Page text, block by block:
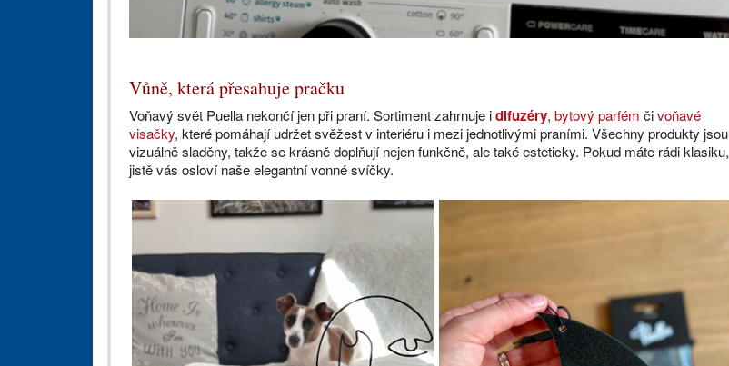
Vůně, která přesahuje pračku
Voňavý svět Puella nekončí jen při praní. Sortiment zahrnuje idifuzéry, bytový parfém čivoňavé
visačky, které pomáhají udržet svěžest v interiéru i mezi jednotlivými praními. Všechny produkty jsou
vizuálně sladěny, takže se krásně doplňují nejen funkčně, ale také esteticky. Pokud máte rádi klasiku,
jistě vás osloví naše elegantní vonné svíčky.